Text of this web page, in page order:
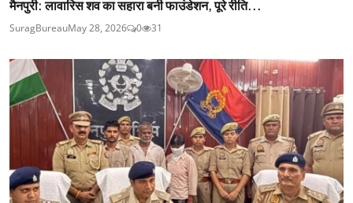
मैनपुरी: लावारिस शव का सहारा बनी फाउंडेशन, पूरे रीति...
SuragBureauMay 28, 2026 0 31